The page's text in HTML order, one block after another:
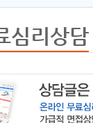
심리상담